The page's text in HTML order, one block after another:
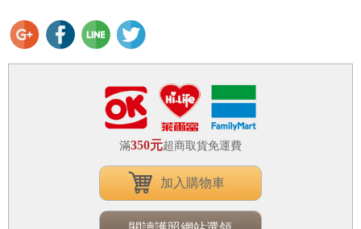
滿350元超商取貨免運費
加入購物車